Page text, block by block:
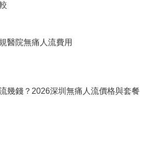
醫院無痛人流費用
幾錢？2026深圳無痛人流價格與套餐